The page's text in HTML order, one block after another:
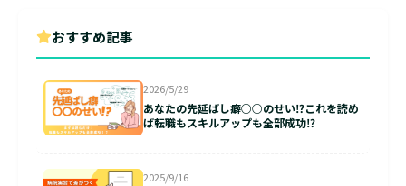
おすすめ記事
2026/5/29
あなたの先延ばし癖○○のせい⁉これを読め
ば転職もスキルアップも全部成功⁉
2025/9/16